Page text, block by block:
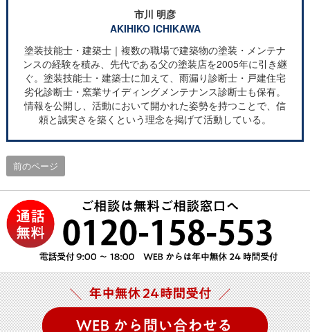
市川 明彦
AKIHIKO ICHIKAWA
塗装技能士・建築士｜複数の職場で建築物の塗装・メンテナ
ンスの経験を積み、先代である父の塗装店を2005年に引き継
ぐ。塗装技能士・建築士に加えて、雨漏り診断士・戸建住宅
劣化診断士・窯業サイディングメンテナンス診断士も保有。
情報を公開し、活動において開かれた姿勢を持つことで、信
頼と誠実さを築くという理念を掲げて活動している。
前のページ